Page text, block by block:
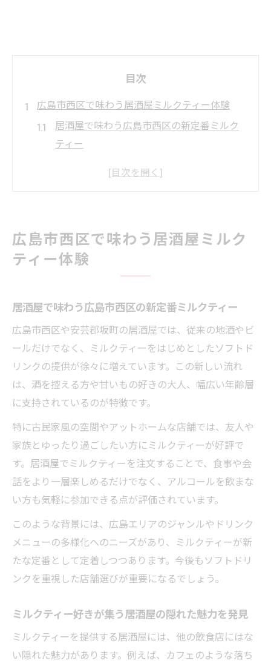
目次
広島市西区で味わう居酒屋ミルクティー体験
居酒屋で味わう広島市西区の新定番ミルク
ティー
友人と語らう居酒屋夜にミルクティーが人
気の理由
ミルクティー
居酒屋選びで重視したいミルクティーのポ
ミルクティーが充実した居酒屋の見極め方
を解説
とは
落ち着く空間を持つ居酒屋でミルクティー
が飲みたい時
居酒屋で選ばれるミルクティーメニューの
安芸郡坂町で話題のユニークな居酒屋ドリンク
安芸郡坂町の居酒屋で注目される新感覚ミ
ルクティー
ィーとは
坂町の居酒屋で人気のミルクティードリン
クを徹底比較
広島市西区で味わう居酒屋ミルク
ティー体験
居酒屋で味わう広島市西区の新定番ミルクティー
広島市西区や安芸郡坂町の居酒屋では、従来の地酒やビ
ールだけでなく、ミルクティーをはじめとしたソフトド
リンクの提供が徐々に増えています。この新しい流れ
は、酒を控える方や甘いもの好きの大人、幅広い年齢層
に支持されているのが特徴です。
特に古民家風の空間やアットホームな店舗では、友人や
家族とゆったり過ごしたい方にミルクティーが好評で
す。居酒屋でミルクティーを注文することで、食事や会
話をより一層楽しめるだけでなく、アルコールを飲まな
い方も気軽に参加できる点が評価されています。
このような背景には、広島エリアのジャンルやドリンク
メニューの多様化へのニーズがあり、ミルクティーが新
たな定番として定着しつつあります。今後もソフトドリ
ンクを重視した店舗選びが重要になるでしょう。
ミルクティー好きが集う居酒屋の隠れた魅力を発見
ミルクティーを提供する居酒屋には、他の飲食店にはな
い隠れた魅力があります。例えば、カフェのような落ち